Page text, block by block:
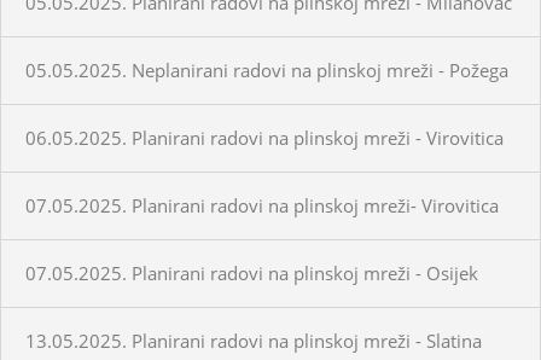
05.05.2025. Neplanirani radovi na plinskoj mreži - Požega
06.05.2025. Planirani radovi na plinskoj mreži - Virovitica
07.05.2025. Planirani radovi na plinskoj mreži- Virovitica
07.05.2025. Planirani radovi na plinskoj mreži - Osijek
13.05.2025. Planirani radovi na plinskoj mreži - Slatina